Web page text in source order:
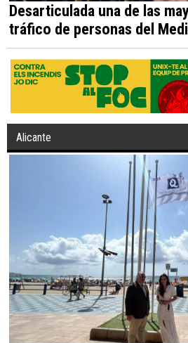
Desarticulada una de las
tráfico de personas del
Alicante